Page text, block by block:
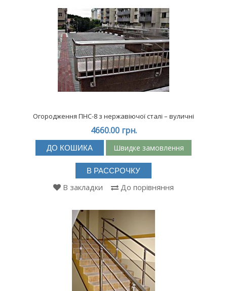
Огородження ПНС-8 з нержавіючої сталі – вуличні
4660.00 грн.
ДО КОШИКА Швидке замовлення
В РАССРОЧКУ
В закладки До порівняння